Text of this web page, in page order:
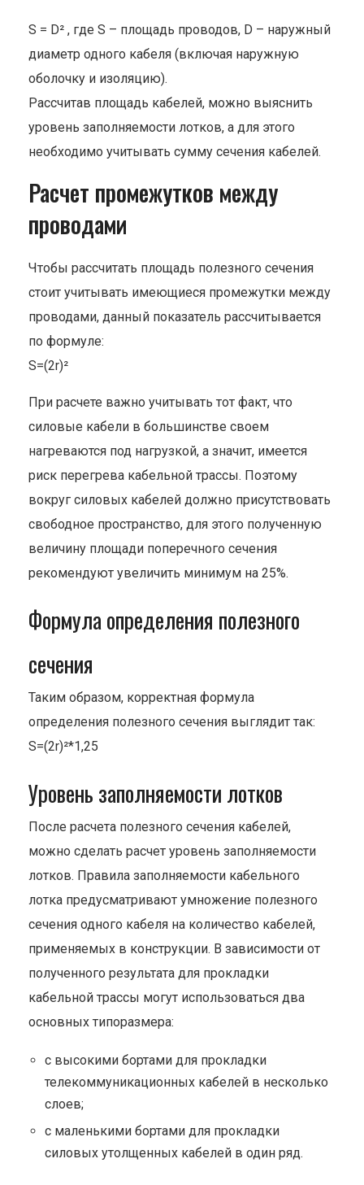
S = D² , где S – площадь проводов, D – наружный
диаметр одного кабеля (включая наружную
оболочку и изоляцию).
Рассчитав площадь кабелей, можно выяснить
уровень заполняемости лотков, а для этого
необходимо учитывать сумму сечения кабелей.
Расчет промежутков между
проводами
Чтобы рассчитать площадь полезного сечения
стоит учитывать имеющиеся промежутки между
проводами, данный показатель рассчитывается
по формуле:
S=(2r)²
При расчете важно учитывать тот факт, что
силовые кабели в большинстве своем
нагреваются под нагрузкой, а значит, имеется
риск перегрева кабельной трассы. Поэтому
вокруг силовых кабелей должно присутствовать
свободное пространство, для этого полученную
величину площади поперечного сечения
рекомендуют увеличить минимум на 25%.
Формула определения полезного
сечения
Таким образом, корректная формула
определения полезного сечения выглядит так:
S=(2r)²*1,25
Уровень заполняемости лотков
После расчета полезного сечения кабелей,
можно сделать расчет уровень заполняемости
лотков. Правила заполняемости кабельного
лотка предусматривают умножение полезного
сечения одного кабеля на количество кабелей,
применяемых в конструкции. В зависимости от
полученного результата для прокладки
кабельной трассы могут использоваться два
основных типоразмера:
с высокими бортами для прокладки
телекоммуникационных кабелей в несколько
слоев;
с маленькими бортами для прокладки
силовых утолщенных кабелей в один ряд.